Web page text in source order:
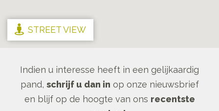
STREET VIEW
Indien u interesse heeft in een gelijkaardig
pand, schrijf u dan in op onze nieuwsbrief
en blijf op de hoogte van ons recentste